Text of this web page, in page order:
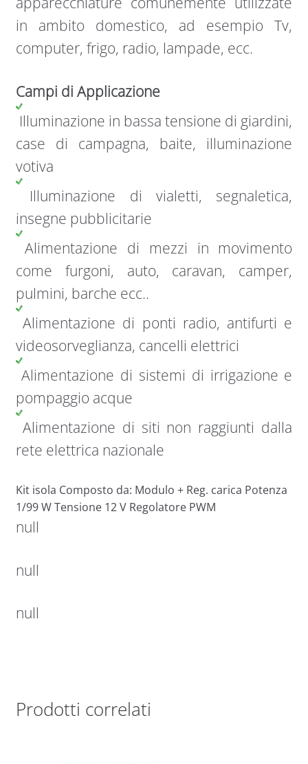
in ambito domestico, ad esempio Tv,
computer, frigo, radio, lampade, ecc.
Campi di Applicazione
Illuminazione in bassa tensione di giardini,
case di campagna, baite, illuminazione
votiva
Illuminazione di vialetti, segnaletica,
insegne pubblicitarie
Alimentazione di mezzi in movimento
come furgoni, auto, caravan, camper,
pulmini, barche ecc..
Alimentazione di ponti radio, antifurti e
videosorveglianza, cancelli elettrici
Alimentazione di sistemi di irrigazione e
pompaggio acque
Alimentazione di siti non raggiunti dalla
rete elettrica nazionale
Kit isola Composto da: Modulo + Reg. carica Potenza
1/99 W Tensione 12 V Regolatore PWM
null
null
null
Prodotti correlati